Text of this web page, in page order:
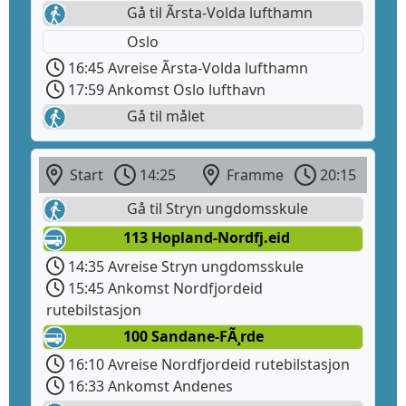
Gå til Ãrsta-Volda lufthamn
Oslo
16:45 Avreise Ãrsta-Volda lufthamn
17:59 Ankomst Oslo lufthavn
Gå til målet
Start 14:25 Framme
20:15
Gå til Stryn ungdomsskule
113 Hopland-Nordfj.eid
14:35 Avreise Stryn ungdomsskule
15:45 Ankomst Nordfjordeid
rutebilstasjon
100 Sandane-FÃ¸rde
16:10 Avreise Nordfjordeid rutebilstasjon
16:33 Ankomst Andenes